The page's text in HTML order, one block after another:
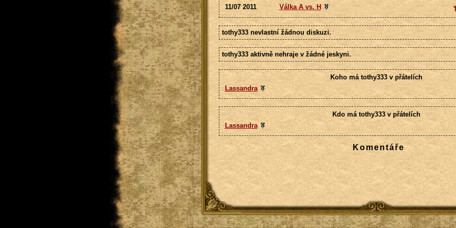
11/07 2011 Válka A vs. H
tothy333 nevlastní žádnou diskuzi.
tothy333 aktivně nehraje v žádné jeskyni.
Koho má tothy333 v přátelích
Lassandra
Kdo má tothy333 v přátelích
Lassandra
Komentáře